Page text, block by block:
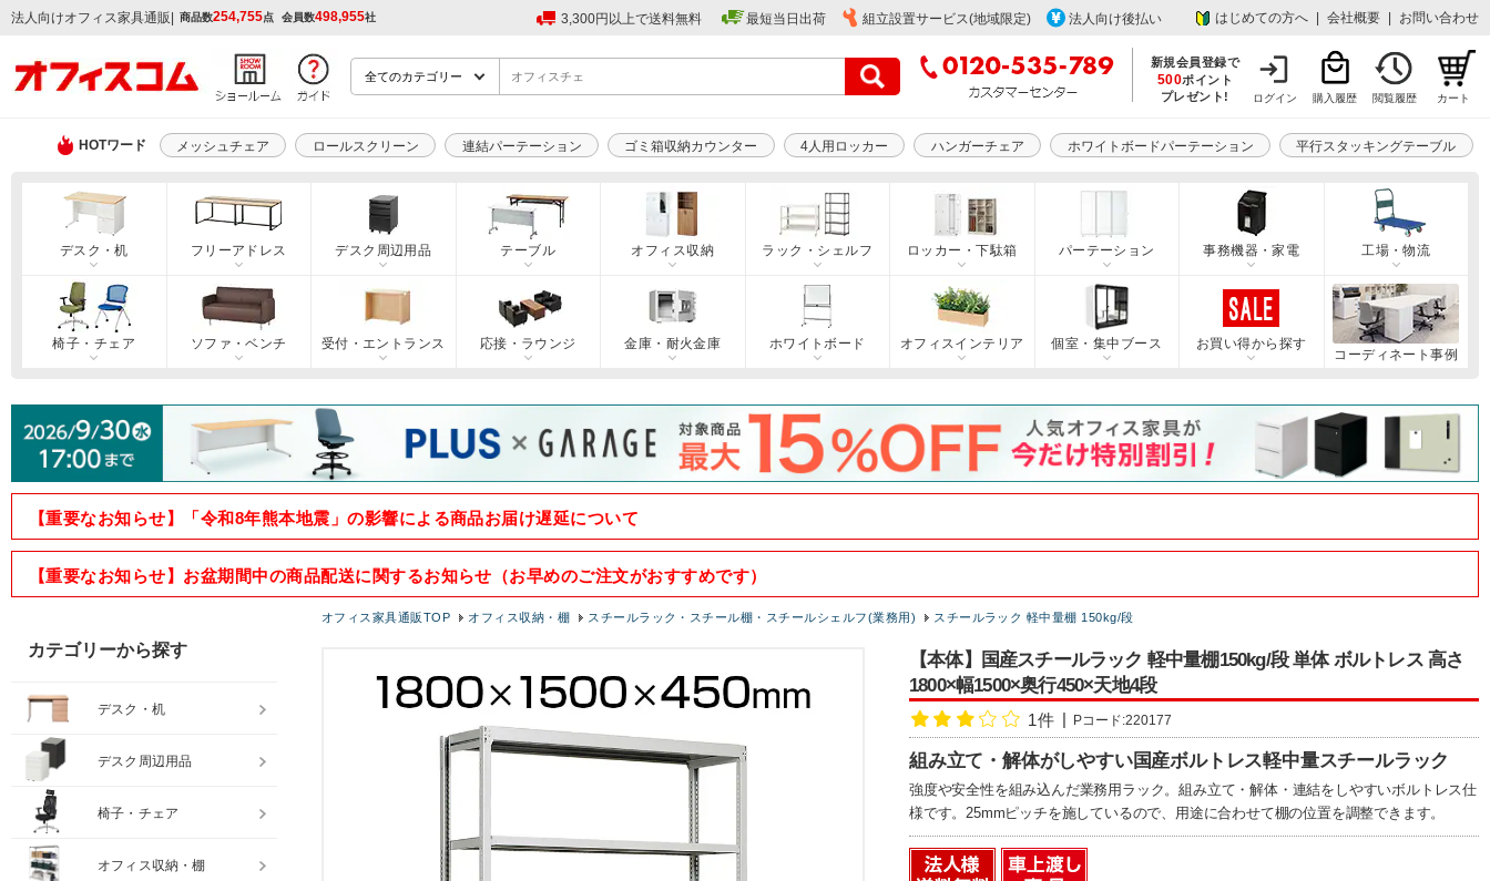
法人向けオフィス家具通販 | 商品数254,755点 会員数498,955社 3,300円以上で送料無料 最短当日出荷 組立設置サービス(地域限定) 法人向け後払い はじめての方へ 会社概要 お問い合わせ
新規会員登録で
500ポイント
プレゼント!
ログイン 購入履歴 閲覧履歴 カート
HOTワード メッシュチェア ロールスクリーン 連結パーテーション ゴミ箱収納カウンター 4人用ロッカー ハンガーチェア ホワイトボードパーテーション 平行スタッキングテーブル
デスク・机 フリーアドレス デスク周辺用品 テーブル オフィス収納 ラック・シェルフ ロッカー・下駄箱 パーテーション 事務機器・家電 工場・物流
椅子・チェア ソファ・ベンチ 受付・エントランス 応接・ラウンジ 金庫・耐火金庫 ホワイトボード オフィスインテリア 個室・集中ブース
お買い得から探す
コーディネート事例
【重要なお知らせ】「令和8年熊本地震」の影響による商品お届け遅延について
【重要なお知らせ】お盆期間中の商品配送に関するお知らせ（お早めのご注文がおすすめです）
オフィス家具通販TOP オフィス収納・棚 スチールラック・スチール棚・スチールシェルフ(業務用) スチールラック 軽中量棚 150kg/段
【本体】国産スチールラック 軽中量棚150kg/段 単体 ボルトレス 高さ
1800×幅1500×奥行450×天地4段
1件 Pコード:220177
組み立て・解体がしやすい国産ボルトレス軽中量スチールラック
強度や安全性を組み込んだ業務用ラック。組み立て・解体・連結をしやすいボルトレス仕
様です。25mmピッチを施しているので、用途に合わせて棚の位置を調整できます。
カテゴリーから探す
デスク・机
デスク周辺用品
椅子・チェア
オフィス収納・棚